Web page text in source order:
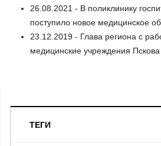
26.08.2021 - В поликлинику
поступило новое медицинское
23.12.2019 - Глава региона с
медицинские учреждения Пскова
ТЕГИ